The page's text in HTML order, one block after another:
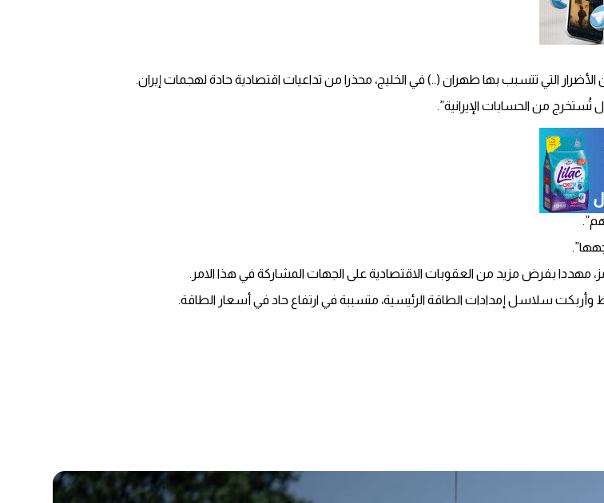
التي تتسبب بها طهران (..) في الخليج، محذرا من تداعيات اقتصادية حادة لهجمات إيران.
من الحسابات الإيرانية”.
بفرض مزيد من العقوبات الاقتصادية على الجهات المشاركة في هذا الامر.
وأربكت سلاسل إمدادات الطاقة الرئيسية، متسببة في ارتفاع حاد في أسعار الطاقة.